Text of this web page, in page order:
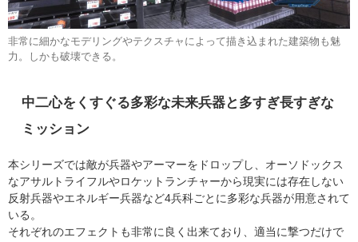
非常に細かなモデリングやテクスチャによって描き込まれた建築物も魅
力。しかも破壊できる。
中二心をくすぐる多彩な未来兵器と多すぎ長すぎな
ミッション
本シリーズでは敵が兵器やアーマーをドロップし、オーソドックス
なアサルトライフルやロケットランチャーから現実には存在しない
反射兵器やエネルギー兵器など4兵科ごとに多彩な兵器が用意されて
いる。
それぞれのエフェクトも非常に良く出来ており、適当に撃つだけで